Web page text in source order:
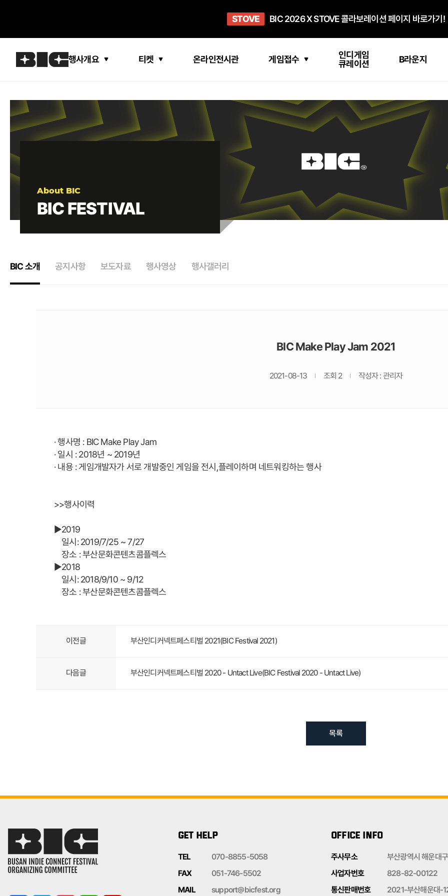
OPEN BIC 2026 STEAM SALE PAGE
STOVE BIC 2026 X STOVE 콜라보레이션 페이지 바로가기!
희망스튜디오 아이들에게 희망 버프 주고, 닌텐도 스위치2 받기!
GO TO 인디게임 테스트 베드 '비라운지' 바로가기!
GO TO '인디게임 큐레이션' 페이지 바로가기!
행사개요 티켓 온라인전시관 게임접수
인디게임
큐레이션
B라운지
About BIC
BIC FESTIVAL
BIC 소개 공지사항 보도자료 행사영상 행사갤러리
BIC Make Play Jam 2021
2021-08-13 조회 2 작성자 : 관리자
· 행사명 : BIC Make Play Jam
· 일시 : 2018년 ~ 2019년
· 내용 : 게임개발자가 서로 개발중인 게임을 전시,플레이하며 네트워킹하는 행사
>>행사이력
▶2019
일시: 2019/7/25 ~ 7/27
장소 : 부산문화콘텐츠콤플렉스
▶2018
일시: 2018/9/10 ~ 9/12
장소 : 부산문화콘텐츠콤플렉스
이전글 부산인디커넥트페스티벌 2021(BIC Festival 2021)
다음글 부산인디커넥트페스티벌 2020 - Untact Live(BIC Festival 2020 - Untact Live)
목록
GET HELP
TEL
070-8855-5058
FAX
051-746-5502
MAIL
support@bicfest.org
OFFICE INFO
주사무소
부산광역시 해운대
사업자번호
828-82-00122
통신판매번호
2021-부산해운대-